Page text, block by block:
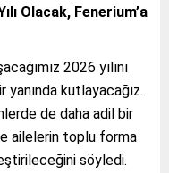
Olacak, Fenerium’a
2026 yılını
yanında kutlayacağız.
de daha adil bir
ailelerin toplu forma
söyledi.